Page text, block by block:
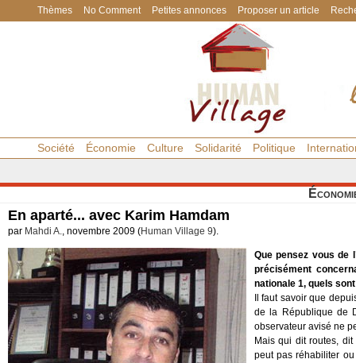
Thèmes No Comment Petites annonces Proposer un article
Société Économie Culture Solidarité Politique
En aparté... avec Karim Hamdam
par Mahdi A., novembre 2009 (Human Village 9).
Que pensez vous de
précisément
nationale 1, quels
Il faut savoir que
de la République de
observateur avisé ne
Mais qui dit routes, dit
peut pas réhabiliter